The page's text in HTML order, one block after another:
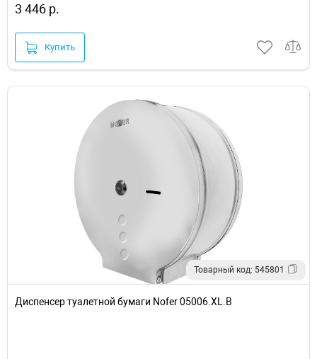
3 446 р.
Купить
Товарный код: 545801
Диспенсер туалетной бумаги Nofer 05006.XL.B